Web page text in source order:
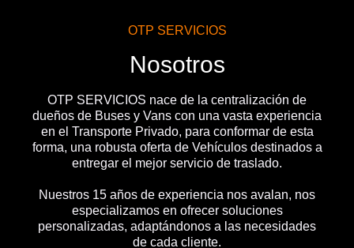
OTP SERVICIOS
Nosotros
OTP SERVICIOS nace de la centralización de
dueños de Buses y Vans con una vasta experiencia
en el Transporte Privado, para conformar de esta
forma, una robusta oferta de Vehículos destinados a
entregar el mejor servicio de traslado.
Nuestros 15 años de experiencia nos avalan, nos
especializamos en ofrecer soluciones
personalizadas, adaptándonos a las necesidades
de cada cliente.